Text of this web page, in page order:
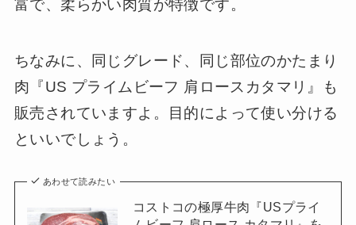
富で、柔らかい肉質が特徴です。
ちなみに、同じグレード、同じ部位のかたまり
肉『US プライムビーフ 肩ロースカタマリ』も
販売されていますよ。目的によって使い分ける
といいでしょう。
あわせて読みたい
コストコの極厚牛肉『USプライ